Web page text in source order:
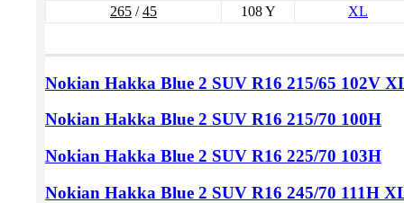
265 /45 108 Y XL
Nokian Hakka Blue 2 SUV R16 215/65 102V
Nokian Hakka Blue 2 SUV R16 215/70 100H
Nokian Hakka Blue 2 SUV R16 225/70 103H
Nokian Hakka Blue 2 SUV R16 245/70 111H